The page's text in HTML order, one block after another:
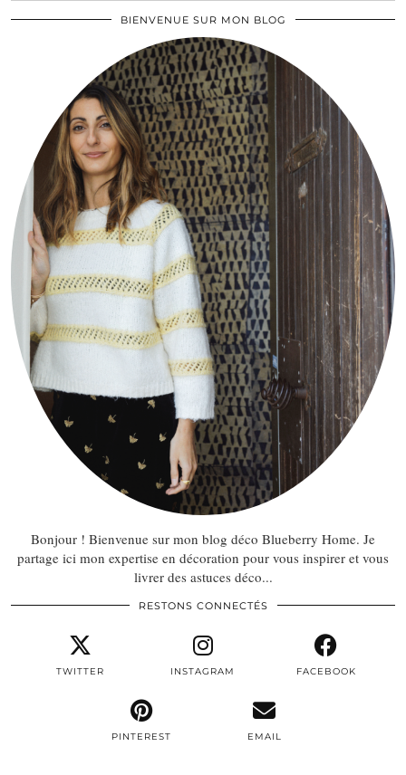
BIENVENUE SUR MON BLOG
Bonjour ! Bienvenue sur mon blog déco Blueberry Home. Je
partage ici mon expertise en décoration pour vous inspirer et vous
livrer des astuces déco...
RESTONS CONNECTÉS
TWITTER INSTAGRAM FACEBOOK
PINTEREST EMAIL